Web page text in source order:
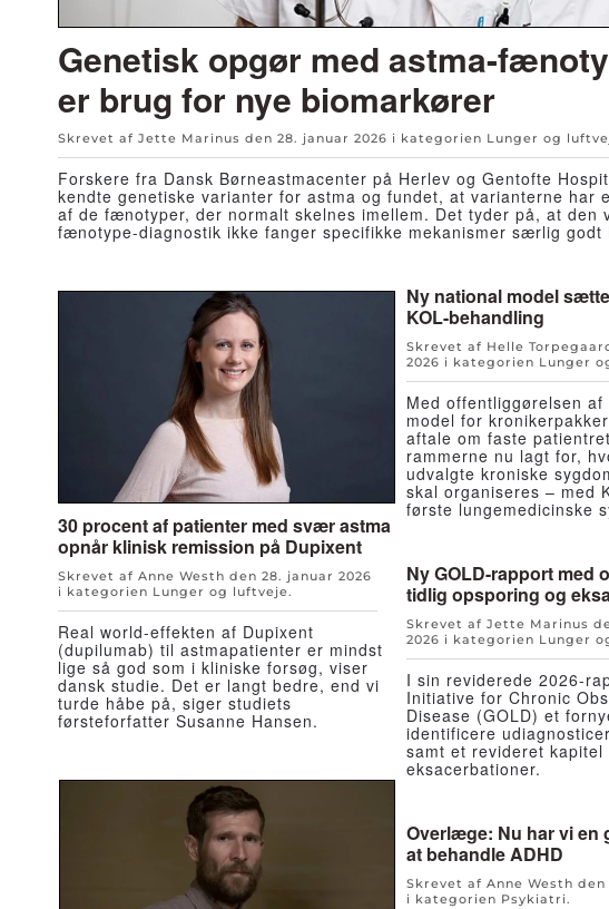
Genetisk opgør med astma-
er brug for nye biomarkører
Skrevet af Jette Marinus den 28. januar 2026 i kategorien Lunger og
Forskere fra Dansk Børneastmacenter på Herlev og Gentofte
kendte genetiske varianter for astma og fundet, at varianterne har
af de fænotyper, der normalt skelnes imellem. Det tyder på, at den
fænotype-diagnostik ikke fanger specifikke mekanismer særlig godt
30 procent af patienter med svær astma
opnår klinisk remission på Dupixent
Skrevet af Anne Westh den 28. januar 2026
i kategorien Lunger og luftveje.
Real world-effekten af Dupixent
(dupilumab) til astmapatienter er mindst
lige så god som i kliniske forsøg, viser
dansk studie. Det er langt bedre, end vi
turde håbe på, siger studiets
førsteforfatter Susanne Hansen.
Ny national model
KOL-behandling
Skrevet af Helle
2026 i kategorien Lunger
Med offentliggørelsen
model for
aftale om faste
rammerne nu lagt for,
udvalgte kroniske
skal organiseres – med
første lungemedicinske
Ny GOLD-rapport med
tidlig opsporing og
Skrevet af Jette Marinus
2026 i kategorien Lunger
I sin reviderede 2026-
Initiative for Chronic
Disease (GOLD) et
identificere
samt et revideret kapitel
eksacerbationer.
Overlæge: Nu har vi en
at behandle ADHD
Skrevet af Anne Westh den
i kategorien Psykiatri.